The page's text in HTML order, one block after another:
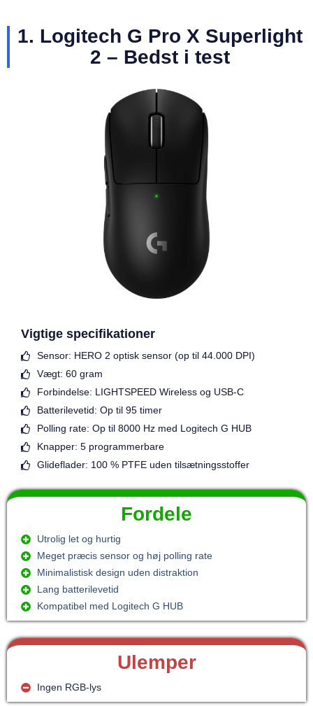
1. Logitech G Pro X Superlight
2 – Bedst i test
Vigtige specifikationer
Sensor: HERO 2 optisk sensor (op til 44.000 DPI)
Vægt: 60 gram
Forbindelse: LIGHTSPEED Wireless og USB-C
Batterilevetid: Op til 95 timer
Polling rate: Op til 8000 Hz med Logitech G HUB
Knapper: 5 programmerbare
Glideflader: 100 % PTFE uden tilsætningsstoffer
Fordele
Utrolig let og hurtig
Meget præcis sensor og høj polling rate
Minimalistisk design uden distraktion
Lang batterilevetid
Kompatibel med Logitech G HUB
Ulemper
Ingen RGB-lys